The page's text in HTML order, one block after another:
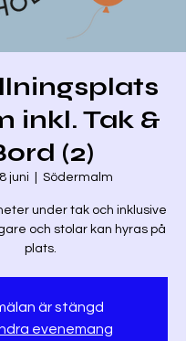
inkl. Tak &
(2)
juni Södermalm
under tak och inklusive
och stolar kan hyras på
plats.
är stängd
evenemang